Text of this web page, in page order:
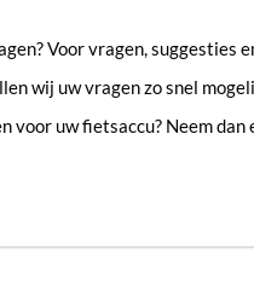
Voor vragen, suggesties
wij uw vragen zo snel
uw fietsaccu? Neem dan